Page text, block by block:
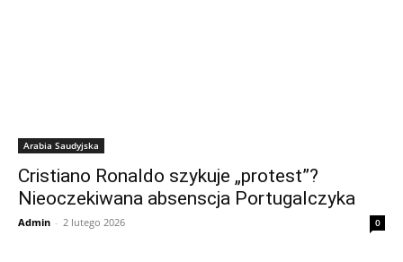
Arabia Saudyjska
Cristiano Ronaldo szykuje „protest”?
Nieoczekiwana absenscja Portugalczyka
Admin - 2 lutego 2026 0